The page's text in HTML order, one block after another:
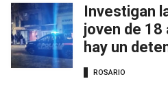
Investigan
joven de 18
hay un
ROSARIO